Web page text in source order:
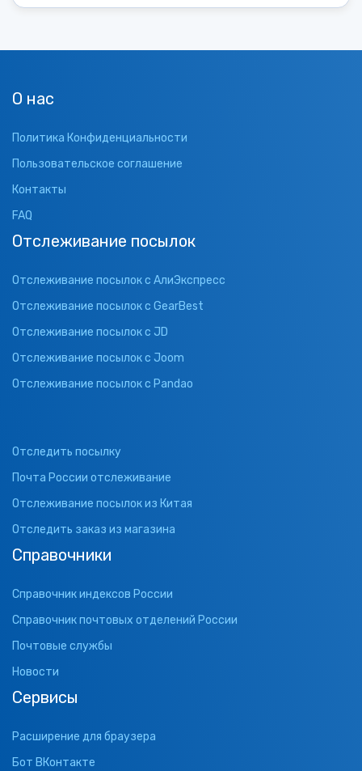
О нас
Политика Конфиденциальности
Пользовательское соглашение
Контакты
FAQ
Отслеживание посылок
Отслеживание посылок с АлиЭкспресс
Отслеживание посылок с GearBest
Отслеживание посылок с JD
Отслеживание посылок с Joom
Отслеживание посылок с Pandao
Отследить посылку
Почта России отслеживание
Отслеживание посылок из Китая
Отследить заказ из магазина
Справочники
Справочник индексов России
Справочник почтовых отделений России
Почтовые службы
Новости
Сервисы
Расширение для браузера
Бот ВКонтакте